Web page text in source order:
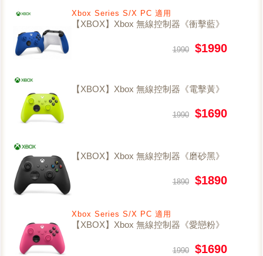
Xbox Series S/X PC 適用
【XBOX】Xbox 無線控制器《衝擊藍》
1990 $1990
【XBOX】Xbox 無線控制器《電擊黃》
1990 $1690
【XBOX】Xbox 無線控制器《磨砂黑》
1890 $1890
Xbox Series S/X PC 適用
【XBOX】Xbox 無線控制器《愛戀粉》
1990 $1690